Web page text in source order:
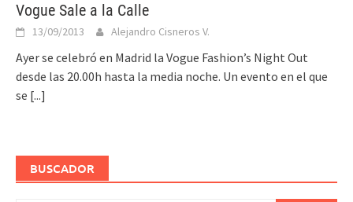
Vogue Sale a la Calle
13/09/2013 Alejandro Cisneros V.
Ayer se celebró en Madrid la Vogue Fashion’s Night Out
desde las 20.00h hasta la media noche. Un evento en el que
se [...]
BUSCADOR